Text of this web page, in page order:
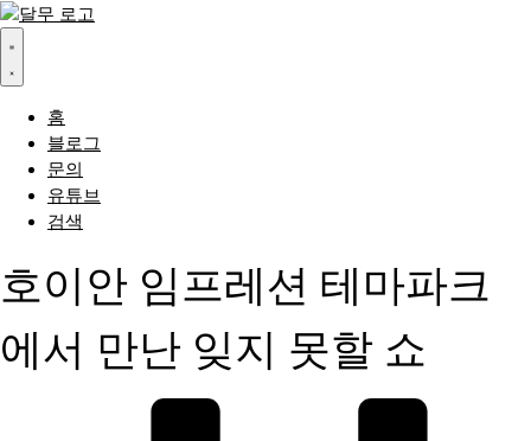
콘
텐
로
홈
블로그
문의
유튜브
검색
호이안 임프레션 테마파크
에서 만난 잊지 못할 쇼